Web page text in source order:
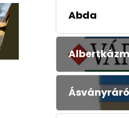
Abda
Ásványráró